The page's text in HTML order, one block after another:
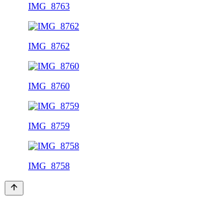
IMG_8763
IMG_8762
IMG_8760
IMG_8759
IMG_8758